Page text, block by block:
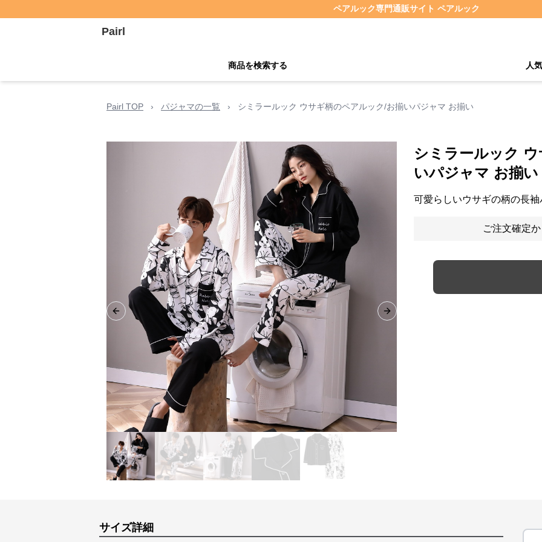
ペアルック専門通販サイト ペアルック
Pairl
商品を検索する 人
Pairl TOP › パジャマの一覧 › シミラールック ウサギ柄のペアルック/お揃いパジャマ お揃い
Previous slide Next slide
シミラールック
いパジャマ お揃い
可愛らしいウサギの柄の長
ご注文確定
サイズ詳細